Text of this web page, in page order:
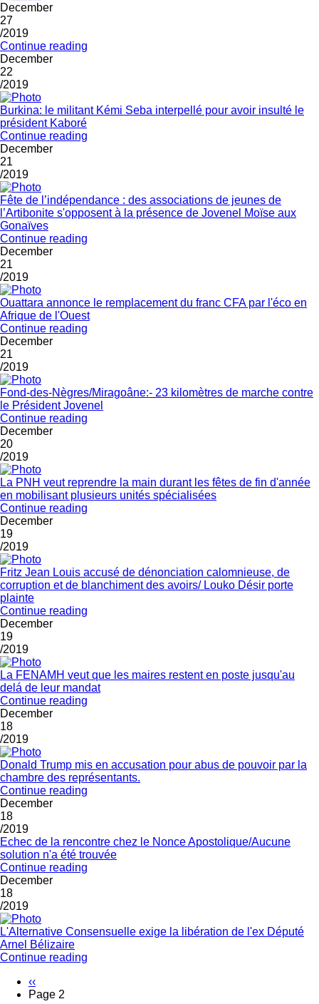
December
27
/2019
Continue reading
December
22
/2019
Burkina: le militant Kémi Seba interpellé pour avoir insulté le
président Kaboré
Continue reading
December
21
/2019
Fête de l’indépendance : des associations de jeunes de
l’Artibonite s'opposent à la présence de Jovenel Moïse aux
Gonaïves
Continue reading
December
21
/2019
Ouattara annonce le remplacement du franc CFA par l'éco en
Afrique de l'Ouest
Continue reading
December
21
/2019
Fond-des-Nègres/Miragoâne:- 23 kilomètres de marche contre
le Président Jovenel
Continue reading
December
20
/2019
La PNH veut reprendre la main durant les fêtes de fin d'année
en mobilisant plusieurs unités spécialisées
Continue reading
December
19
/2019
Fritz Jean Louis accusé de dénonciation calomnieuse, de
corruption et de blanchiment des avoirs/ Louko Désir porte
plainte
Continue reading
December
19
/2019
La FENAMH veut que les maires restent en poste jusqu'au
delá de leur mandat
Continue reading
December
18
/2019
Donald Trump mis en accusation pour abus de pouvoir par la
chambre des représentants.
Continue reading
December
18
/2019
Echec de la rencontre chez le Nonce Apostolique/Aucune
solution n'a été trouvée
Continue reading
December
18
/2019
L'Alternative Consensuelle exige la libération de l'ex Député
Arnel Bélizaire
Continue reading
Pagination
Previous
page
‹‹
Page 2